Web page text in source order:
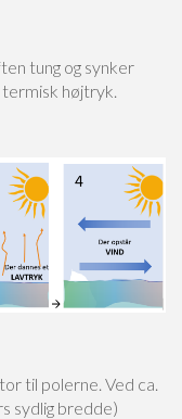
tung og synker
højtryk.
til polerne. Ved ca.
sydlig bredde)